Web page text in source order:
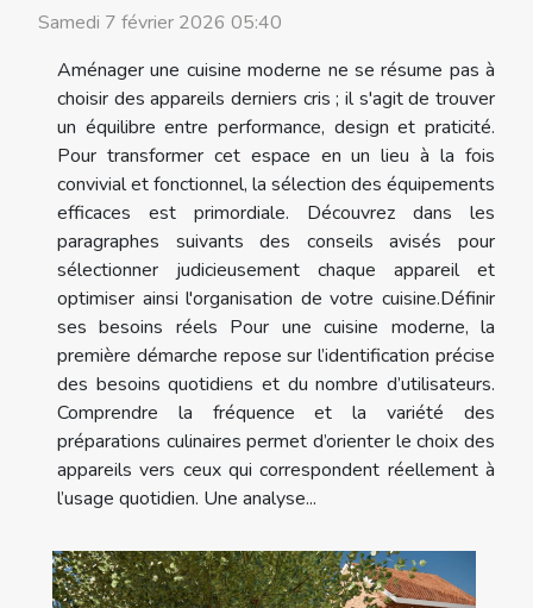
Samedi 7 février 2026 05:40
Aménager une cuisine moderne ne se résume pas à
choisir des appareils derniers cris ; il s'agit de trouver
un équilibre entre performance, design et praticité.
Pour transformer cet espace en un lieu à la fois
convivial et fonctionnel, la sélection des équipements
efficaces est primordiale. Découvrez dans les
paragraphes suivants des conseils avisés pour
sélectionner judicieusement chaque appareil et
optimiser ainsi l'organisation de votre cuisine.Définir
ses besoins réels Pour une cuisine moderne, la
première démarche repose sur l’identification précise
des besoins quotidiens et du nombre d’utilisateurs.
Comprendre la fréquence et la variété des
préparations culinaires permet d’orienter le choix des
appareils vers ceux qui correspondent réellement à
l’usage quotidien. Une analyse...